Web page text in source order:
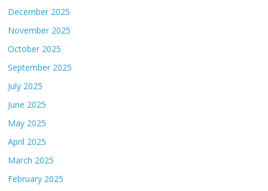
December 2025
November 2025
October 2025
September 2025
July 2025
June 2025
May 2025
April 2025
March 2025
February 2025